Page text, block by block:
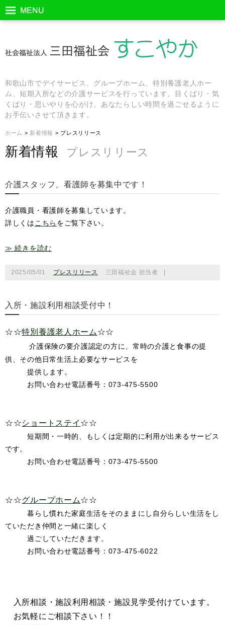
和歌山市でデイサービス、グループホーム、特別養護老人ホー
ム、短期入所などの介護サービスを行っています。目くばり・気
くばり・思いやりを心がけ、あなたらしい時間を過ごせるように
お手伝いさせて頂きます。
ホーム > 新着情報 > プレスリリース
新着情報 プレスリリース
介護スタッフ、看護師を募集中です！
介護職員・看護師を募集しています。
詳しくは こちら をご覧下さい。
≫ 続きを読む
2025/05/01 プレスリリース 三田福祉会 担当者
入所・施設利用相談受付中！
☆☆特別養護老人ホーム ☆☆
介護保険の要介護認定の方に、常時の介護と食事の提
供、その他日常生活上必要なサービスを
提供します。
お問い合わせ電話番号：073-475-5500
☆☆ショートステイ ☆☆
短期間・一時的、もしくは定期的に利用が出来るサービス
です。
お問い合わせ電話番号：073-475-5500
☆☆グループホーム☆☆
暮らし慣れた家庭生活をそのままにし自分らしい生活をし
ていただき仲間と一緒に楽しく
過ごしていただきます。
お問い合わせ電話番号：073-475-6022
入所相談・施設利用相談・施設見学受付けています。
お気軽にご相談下さい！！